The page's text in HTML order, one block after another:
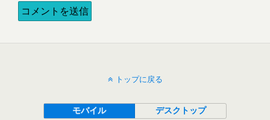
トップに戻る
モバイル デスクトップ